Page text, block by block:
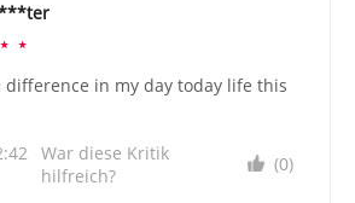
☆ ☆
difference in my day today life this
War diese Kritik
hilfreich?
(0)